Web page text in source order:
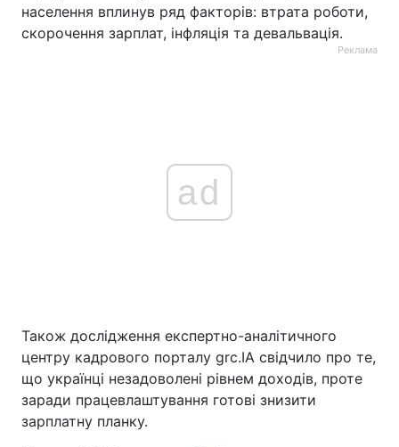
населення вплинув ряд факторів: втрата роботи,
скорочення зарплат, інфляція та девальвація.
Реклама
ad
Також дослідження експертно-аналітичного
центру кадрового порталу grc.ІА свідчило про те,
що українці незадоволені рівнем доходів, проте
заради працевлаштування готові знизити
зарплатну планку.